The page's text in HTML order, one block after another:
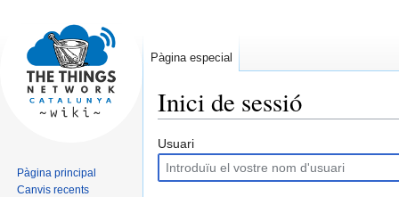
Inici de sessió
Jump
to
navigation
Jump
to
search
Usuari
Pàgina especial
Pàgina principal
Canvis recents